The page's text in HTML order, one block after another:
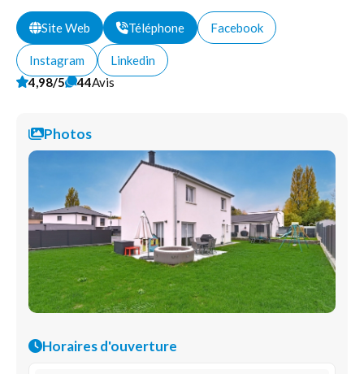
Site Web Téléphone Facebook
Instagram
Linkedin
4,98/5
44Avis
Photos
Horaires d'ouverture